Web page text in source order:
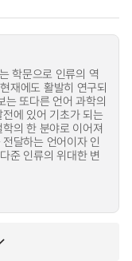
학문으로 인류의 역
재에도 활발히 연구되
는 또다른 언어 과학의
에 있어 기초가 되는
의 한 분야로 이어져
달하는 언어이자 인
준 인류의 위대한 변